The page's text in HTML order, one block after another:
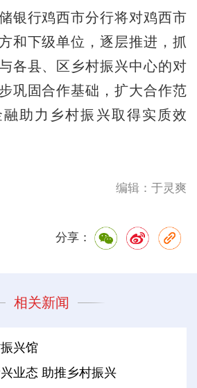
行鸡西市分行将对鸡西市
和下级单位，逐层推进，抓
各县、区乡村振兴中心的对
巩固合作基础，扩大合作范
助力乡村振兴取得实质效
编辑：于灵爽
分享：
相关新闻
兴馆
业态 助推乡村振兴